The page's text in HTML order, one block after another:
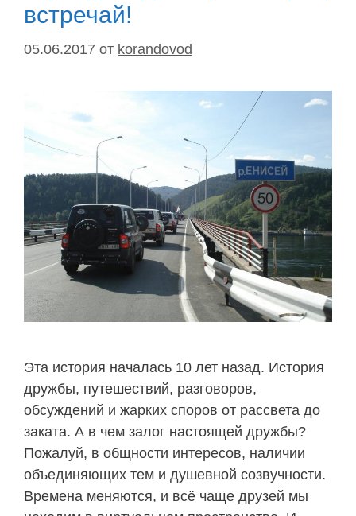
встречай!
05.06.2017 от korandovod
Эта история началась 10 лет назад. История
дружбы, путешествий, разговоров,
обсуждений и жарких споров от рассвета до
заката. А в чем залог настоящей дружбы?
Пожалуй, в общности интересов, наличии
объединяющих тем и душевной созвучности.
Времена меняются, и всё чаще друзей мы